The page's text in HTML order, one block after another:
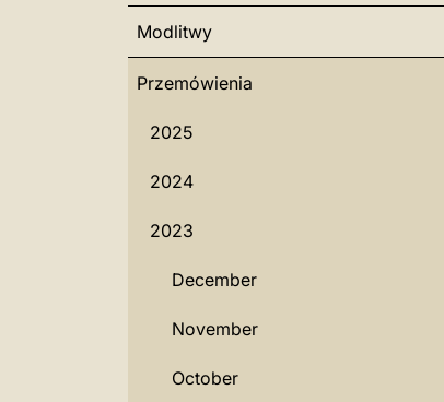
Modlitwy
Przemówienia
2025
2024
2023
December
November
October